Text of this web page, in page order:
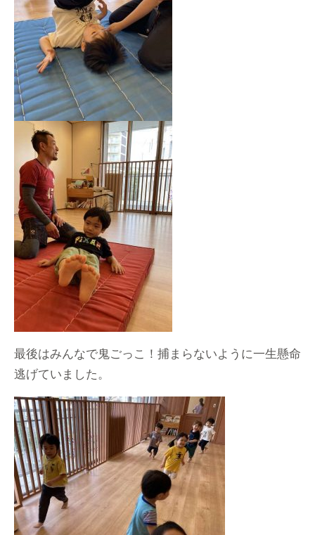
最後はみんなで鬼ごっこ！捕まらないように一生懸命
逃げていました。